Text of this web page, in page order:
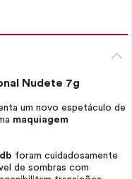
Nudete 7g
um novo espetáculo de
maquiagem
foram cuidadosamente
de sombras com